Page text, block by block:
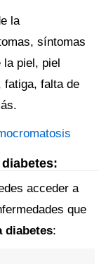
la
síntomas
la piel, piel
fatiga, falta de
acceder a
que
diabetes: